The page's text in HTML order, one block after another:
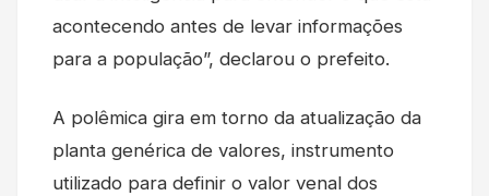
acontecendo antes de levar informações
para a população”, declarou o prefeito.
A polêmica gira em torno da atualização da
planta genérica de valores, instrumento
utilizado para definir o valor venal dos